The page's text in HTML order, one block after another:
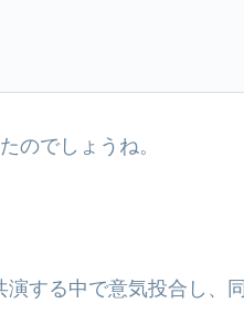
のでしょうね。
する中で意気投合し、